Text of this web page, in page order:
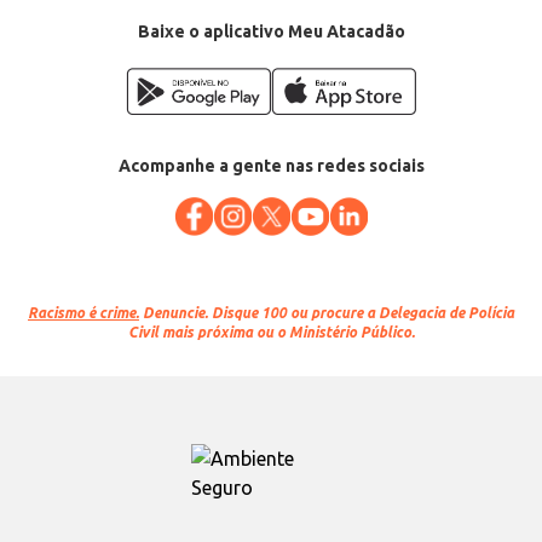
Baixe o aplicativo Meu Atacadão
Acompanhe a gente nas redes sociais
Racismo é crime. Denuncie. Disque 100 ou procure a Delegacia de Polícia
Civil mais próxima ou o Ministério Público.